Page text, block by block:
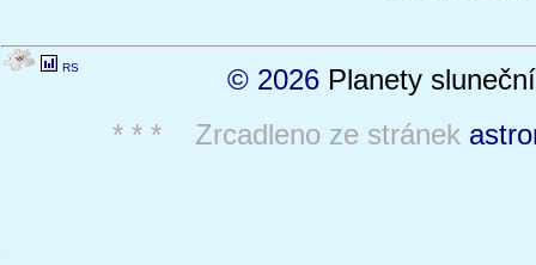
RS © 2026 Planety
* * * Zrcadleno ze stránek